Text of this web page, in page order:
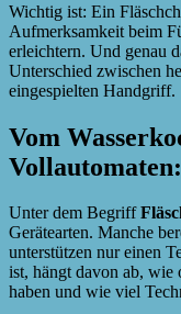
Wichtig ist: Ein
Aufmerksamkeit beim
erleichtern. Und genau
Unterschied zwischen
eingespielten Handgriff.
Vom
Unter dem Begriff
Gerätearten. Manche
unterstützen nur einen
ist, hängt davon ab, wie
haben und wie viel